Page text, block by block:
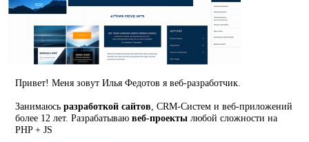
Привет! Меня зовут Илья Федотов я веб-разработчик.
Занимаюсьразработкой сайтов, CRM-Систем и веб-приложений
более 12 лет. Разрабатываювеб-проекты любой сложности на
PHP + JS